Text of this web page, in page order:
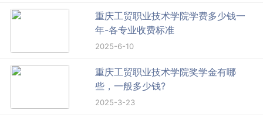
重庆工贸职业技术学院学费多少钱一
年-各专业收费标准
2025-6-10
重庆工贸职业技术学院奖学金有哪
些，一般多少钱?
2025-3-23